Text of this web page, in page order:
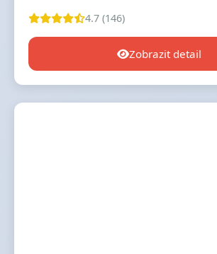
4.7 (146)
Zobrazit detail